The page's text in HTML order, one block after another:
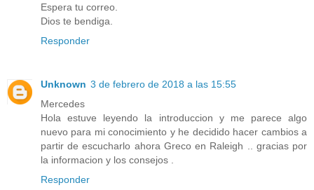
Espera tu correo.
Dios te bendiga.
Responder
Unknown 3 de febrero de 2018 a las 15:55
Mercedes
Hola estuve leyendo la introduccion y me parece algo
nuevo para mi conocimiento y he decidido hacer cambios a
partir de escucharlo ahora Greco en Raleigh .. gracias por
la informacion y los consejos .
Responder